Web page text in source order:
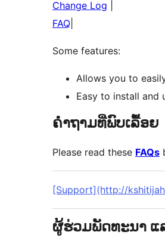
Change Log
FAQ
Some features:
Allows you to
Easy to install and
ຄຳຖາມທີ່ພົບເລື້ອຍ
Please read these FAQs
[Support](http://
ຜູ້ຮ່ວມພັດທະນາ ແ